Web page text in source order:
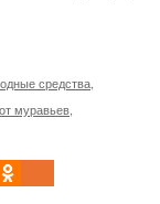
средства
муравьев